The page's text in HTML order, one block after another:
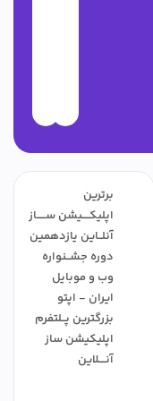
برترین
اپلیکــــیشن ســـــاز
آنلــاین یازدهمین
دوره جشــنواره
وب و موبایل
ایران - اپتو
بزرگترین پــلتفرم
اپلیکیشن ساز
آنــــلاین